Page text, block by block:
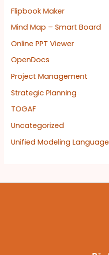
Flipbook Maker
Mind Map – Smart Board
Online PPT Viewer
OpenDocs
Project Management
Strategic Planning
TOGAF
Uncategorized
Unified Modeling Language